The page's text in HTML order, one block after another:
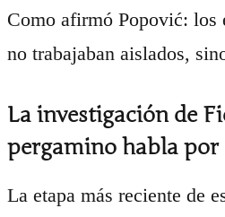
Como afirmó Popović: los
no trabajaban aislados,
La investigación de
pergamino habla
La etapa más reciente de